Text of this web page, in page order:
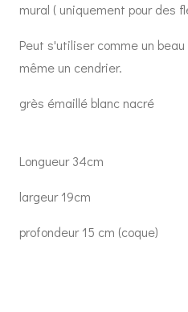
mural ( uniquement pour des
Peut s'utiliser comme un
même un cendrier.
grès émaillé blanc nacré
Longueur 34cm
largeur 19cm
profondeur 15 cm (coque)